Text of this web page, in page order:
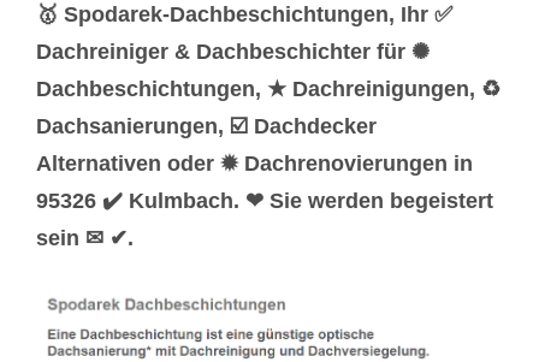
🥇 Spodarek-Dachbeschichtungen, Ihr ✅
Dachreiniger & Dachbeschichter für ✺
Dachbeschichtungen, ★ Dachreinigungen, ♻
Dachsanierungen, ☑️ Dachdecker
Alternativen oder ✹ Dachrenovierungen in
95326 ✔️ Kulmbach. ❤ Sie werden begeistert
sein ✉ ✔.